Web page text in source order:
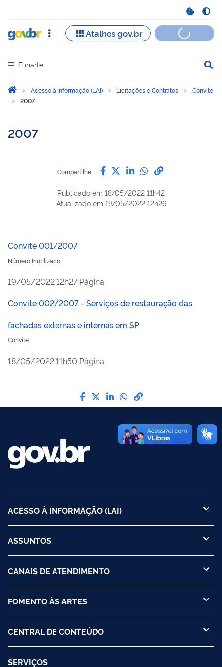
Abrir menu principal de navegação
Funarte
Você está aqui:
Página Inicial
Acesso à Informação (LAI) Licitações e Contratos
Convite
2007
2007
Compartilhe: Compartilhe por Facebook
Compartilhe por Twitter
Compartilhe por
Compartilhe
link para
Publicado em 18/05/2022 11h42
Atualizado em 19/05/2022 12h26
Convite 001/2007
Número Inutilizado
publicado
19/05/202212h27 Página
Convite 002/2007 - Serviços de restauração das
fachadas externas e internas em SP
Convite
publicado
18/05/202211h50 Página
Compartilhe por Facebook
Compartilhe por Twitter
Compartilhe por
Compartilhe por
link para Copiar
ACESSO À INFORMAÇÃO (LAI)
ASSUNTOS
CANAIS DE ATENDIMENTO
FOMENTO ÀS ARTES
CENTRAL DE CONTEÚDO
SERVIÇOS